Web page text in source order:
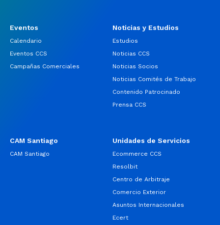
Eventos
Calendario
Eventos CCS
Campañas Comerciales
Noticias y Estudios
Estudios
Noticias CCS
Noticias Socios
Noticias Comités de Trabajo
Contenido Patrocinado
Prensa CCS
CAM Santiago
CAM Santiago
Unidades de Servicios
Ecommerce CCS
Resolbit
Centro de Arbitraje
Comercio Exterior
Asuntos Internacionales
Ecert